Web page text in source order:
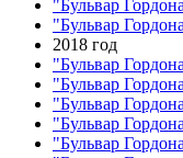
"Бульвар
"Бульвар
2018 год
"Бульвар
"Бульвар
"Бульвар
"Бульвар
"Бульвар